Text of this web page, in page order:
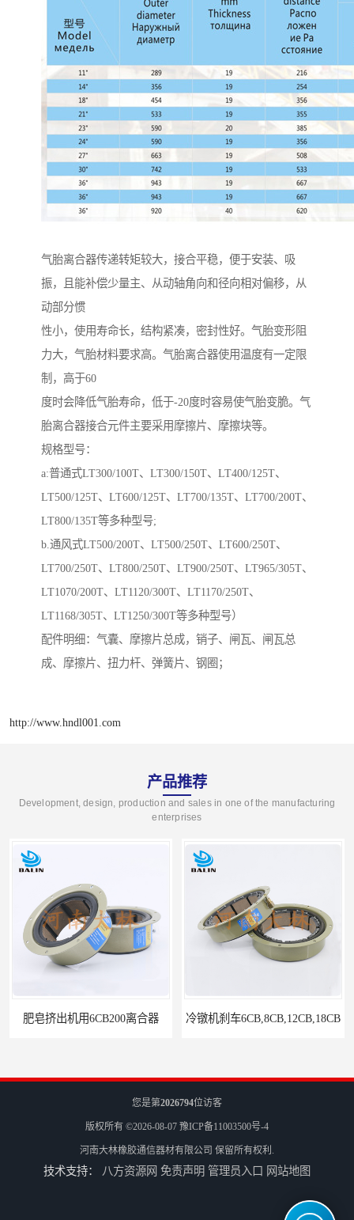
气胎离合器传递转矩较大，接合平稳，便于安装、吸
振，且能补偿少量主、从动轴角向和径向相对偏移，从
动部分惯
性小，使用寿命长，结构紧凑，密封性好。气胎变形阻
力大，气胎材料要求高。气胎离合器使用温度有一定限
制，高于60
度时会降低气胎寿命，低于-20度时容易使气胎变脆。气
胎离合器接合元件主要采用摩擦片、摩擦块等。
规格型号：
a:普通式LT300/100T、LT300/150T、LT400/125T、
LT500/125T、LT600/125T、LT700/135T、LT700/200T、
LT800/135T等多种型号;
b.通风式LT500/200T、LT500/250T、LT600/250T、
LT700/250T、LT800/250T、LT900/250T、LT965/305T、
LT1070/200T、LT1120/300T、LT1170/250T、
LT1168/305T、LT1250/300T等多种型号）
配件明细：气囊、摩擦片总成，销子、闸瓦、闸瓦总
成、摩擦片、扭力杆、弹簧片、钢圈；
http://www.hndl001.com
产品推荐
Development, design, production and sales in one of the manufacturing
enterprises
冷镦机刹车6CB,8CB,12CB,18CB Airflex同等6CB200离合器
气胎鼓式小型4CB200离合器刹车
您是第2026794位访客
版权所有 ©2026-08-07 豫ICP备11003500号-4
河南大林橡胶通信器材有限公司 保留所有权利.
技术支持： 八方资源网 免责声明 管理员入口 网站地图